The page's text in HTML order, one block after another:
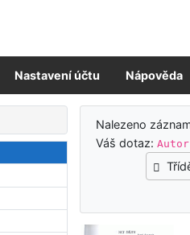
Nastavení účtu Nápověda
Nalezeno
Váš dotaz: